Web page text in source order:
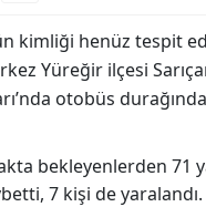
kimliği henüz tespit
Yüreğir ilçesi
otobüs
bekleyenlerden 71
7 kişi de yaralandı.